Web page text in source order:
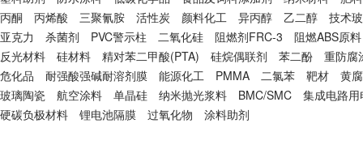
丙酮
丙烯酸 三聚氰胺 活性炭 颜料化工 异丙醇 乙二醇
技术
亚克力
杀菌剂 PVC警示柱 二氧化硅 阻燃剂FRC-3
阻燃ABS原料
反光材料
硅材料 精对苯二甲酸(PTA) 硅烷偶联剂 苯二酚
重防腐
危化品
耐强酸强碱耐溶剂膜 能源化工 PMMA 二氯苯 靶材
黄
玻璃陶瓷
航空涂料 单晶硅 纳米抛光浆料 BMC/SMC
集成电路
硬碳负极材料
锂电池隔膜 过氧化物 涂料助剂